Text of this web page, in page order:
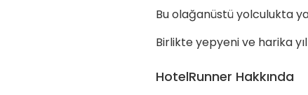
Bu olağanüstü yolculukta
Birlikte yepyeni ve harika
HotelRunner Hakkında